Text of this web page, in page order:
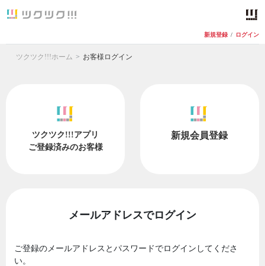
新規登録 / ログイン
ツクツク!!!ホーム お客様ログイン
ツクツク!!!アプリ
ご登録済みのお客様
新規会員登録
メールアドレスでログイン
ご登録のメールアドレスとパスワードでログインしてくださ
い。